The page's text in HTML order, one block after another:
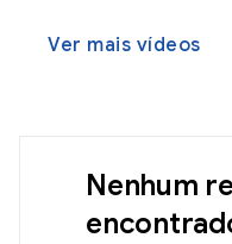
Ver mais vídeos
Nenhum